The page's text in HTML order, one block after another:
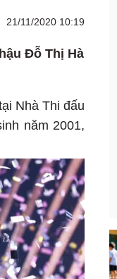
21/11/2020 10:19
Đỗ Thị Hà
Nhà Thi đấu
năm 2001,